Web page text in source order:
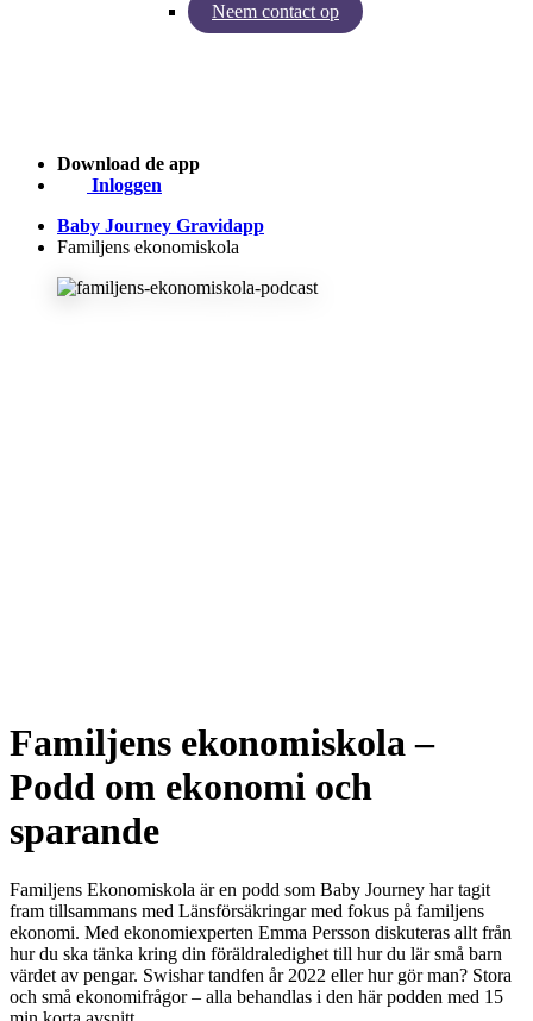
Neem contact op
Inzichten van Baby Journey
Download de app
Inloggen
Baby Journey Gravidapp
Familjens ekonomiskola
Familjens ekonomiskola –
Podd om ekonomi och
sparande
Familjens Ekonomiskola är en podd som Baby Journey har tagit
fram tillsammans med Länsförsäkringar med fokus på familjens
ekonomi. Med ekonomiexperten Emma Persson diskuteras allt från
hur du ska tänka kring din föräldraledighet till hur du lär små barn
värdet av pengar. Swishar tandfen år 2022 eller hur gör man? Stora
och små ekonomifrågor – alla behandlas i den här podden med 15